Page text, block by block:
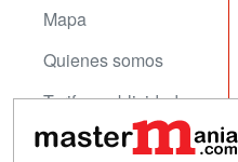
Mapa
Quienes somos
Tarifas publicidad
Acceso Usuarios